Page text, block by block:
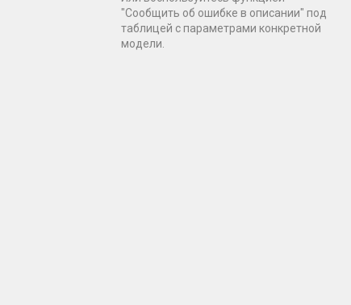
"Сообщить об ошибке в описании" под
таблицей с параметрами конкретной
модели.